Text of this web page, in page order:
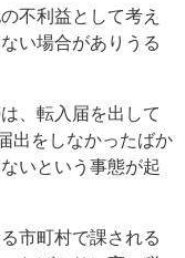
不利益として考え
い場合がありうる
、転入届を出して
出をしなかったばか
いという事態が起
市町村で課される